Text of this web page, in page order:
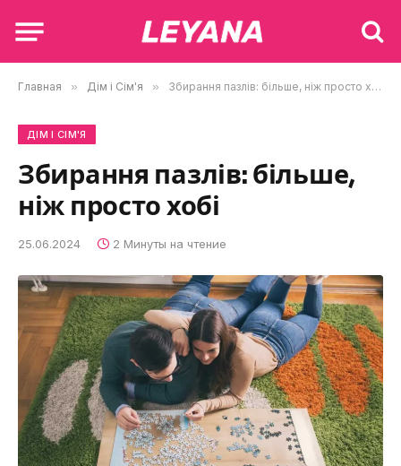
Главная » Дім і Сім'я » Збирання пазлів: більше, ніж просто хобі
ДІМ І СІМ'Я
Збирання пазлів: більше,
ніж просто хобі
25.06.2024 2 Минуты на чтение